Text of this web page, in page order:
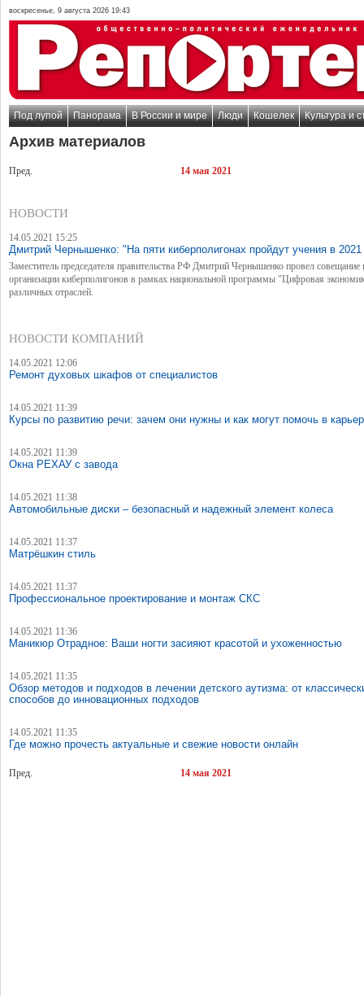
воскресенье, 9 августа 2026 19:43
Под лупой Панорама В России и мире Люди Кошелек Культура и
Архив материалов
Пред. 14 мая 2021
НОВОСТИ
14.05.2021 15:25
Дмитрий Чернышенко: "На пяти киберполигонах пройдут учения в 2021
Заместитель председателя правительства РФ Дмитрий Чернышенко провел совещание
организации киберполигонов в рамках национальной программы "Цифровая
различных отраслей.
НОВОСТИ КОМПАНИЙ
14.05.2021 12:06
Ремонт духовых шкафов от специалистов
14.05.2021 11:39
Курсы по развитию речи: зачем они нужны и как могут помочь в
14.05.2021 11:39
Окна РЕХАУ с завода
14.05.2021 11:38
Автомобильные диски – безопасный и надежный элемент колеса
14.05.2021 11:37
Матрёшкин стиль
14.05.2021 11:37
Профессиональное проектирование и монтаж СКС
14.05.2021 11:36
Маникюр Отрадное: Ваши ногти засияют красотой и ухоженностью
14.05.2021 11:35
Обзор методов и подходов в лечении детского аутизма: от
способов до инновационных подходов
14.05.2021 11:35
Где можно прочесть актуальные и свежие новости онлайн
Пред. 14 мая 2021